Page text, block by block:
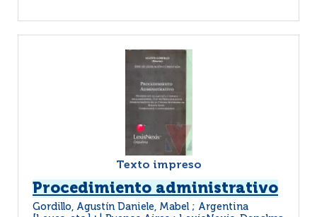
Texto impreso
Procedimiento administrativo
Gordillo, Agustín Daniele, Mabel ; Argentina